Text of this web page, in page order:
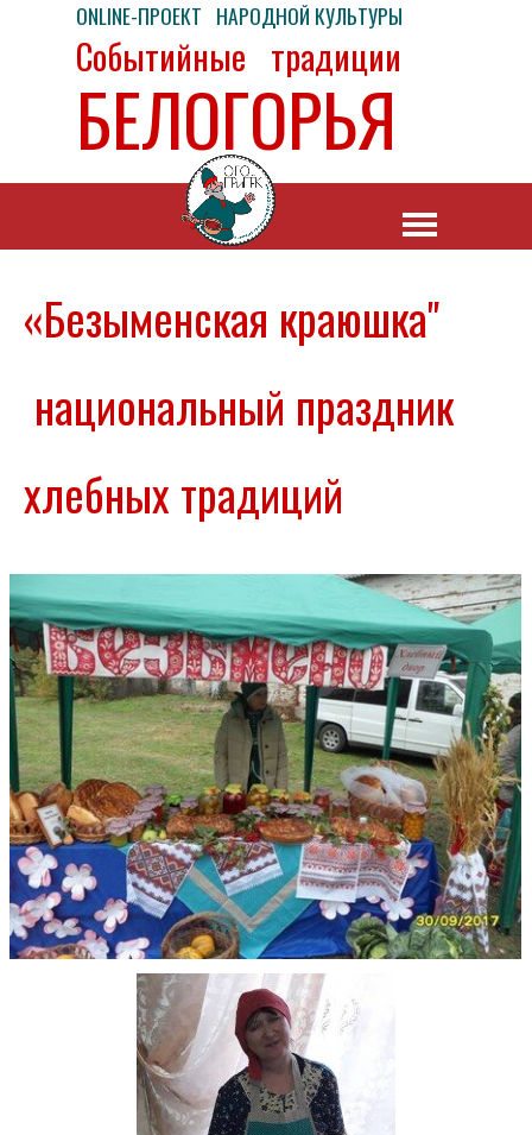
Событийные традиции
БЕЛОГОРЬЯ
ONLINE-ПРОЕКТ НАРОДНОЙ КУЛЬТУРЫ
«Безыменская краюшка"
национальный праздник
хлебных традиций